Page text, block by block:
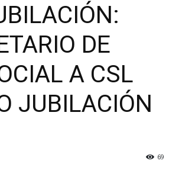
DE
A CSL
JUBILACIÓN
69